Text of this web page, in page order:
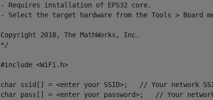
- Requires installation of EPS32 core.
- Select the target hardware from the Tools > Board
Copyright 2018, The MathWorks, Inc.
*/
#include <WiFi.h>
char ssid[] = <enter your SSID>;   // Your network
char pass[] = <enter your password>;   // Your network